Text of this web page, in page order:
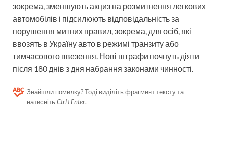
зокрема, зменшують акциз на розмитнення легкових
автомобілів і підсилюють відповідальність за
порушення митних правил, зокрема, для осіб, які
ввозять в Україну авто в режимі транзиту або
тимчасового ввезення. Нові штрафи почнуть діяти
після 180 днів з дня набрання законами чинності.
Знайшли помилку? Тоді виділіть фрагмент тексту та
натисніть Ctrl+Enter.